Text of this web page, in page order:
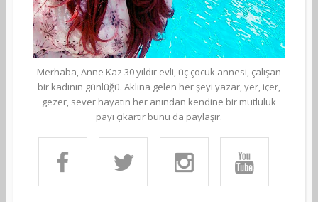
Merhaba, Anne Kaz 30 yıldır evli, üç çocuk annesi, çalışan
bir kadının günlüğü. Aklına gelen her şeyi yazar, yer, içer,
gezer, sever hayatın her anından kendine bir mutluluk
payı çıkartır bunu da paylaşır.